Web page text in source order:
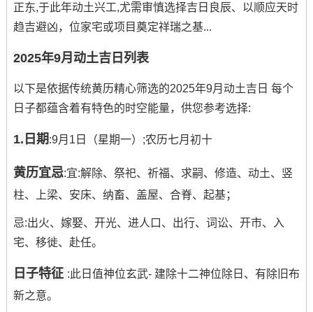
正东,于此年动土兴工,尤需审慎选择吉日良辰、以顺应天时
趋吉避凶，位家宅或项目奠定祥瑞之基...
2025年9月动土吉日列表
以下是依据传统黄历精心筛选的2025年9月动土吉日 每个
日子都蕴含着有特色的时空能量，供您参考选择:
1.日期:9月1日（星期一）;农历七月初十
黄历宜忌:宜:解除、祭祀、祈福、求嗣、修造、动土、竖
柱、上梁、安床、纳畜、盖屋、合脊、起基；
忌:出火、嫁娶、开光、进人口、出行、词讼、开市、入
宅、移徙、赴任。
日子特征 :此日值神位玄武- 建除十二神位除日、有除旧布
新之意。